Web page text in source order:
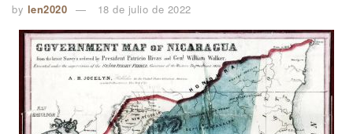
by len2020 18 de julio de 2022